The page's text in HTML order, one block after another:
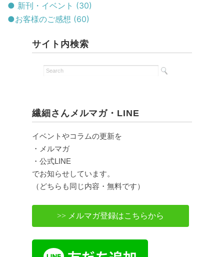
● 新刊・イベント (30)
●お客様のご感想 (60)
サイト内検索
繊細さんメルマガ・LINE
イベントやコラムの更新を
・メルマガ
・公式LINE
でお知らせしています。
（どちらも同じ内容・無料です）
>> メルマガ登録はこちらから